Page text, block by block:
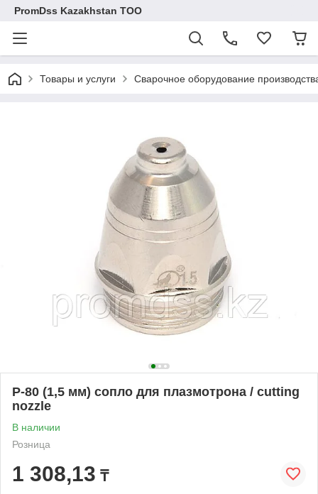
PromDss Kazakhstan TOO
Товары и услуги Сварочное оборудование
P-80 (1,5 мм) сопло для плазмотрона / cutting
nozzle
В наличии
Розница
1 308,13 ₸